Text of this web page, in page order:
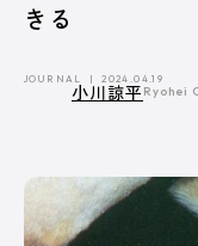
イベント／HotTopics
誌上展示会
きる
JOURNAL 2024.04.19
小川諒平 Ryohei